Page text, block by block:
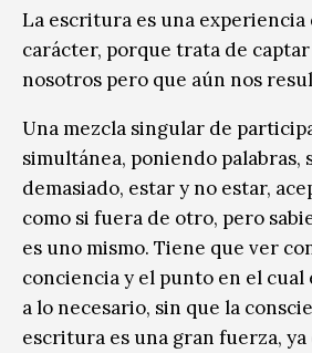
La escritura es una experiencia
carácter, porque trata de
nosotros pero que aún nos
Una mezcla singular de
simultánea, poniendo
demasiado, estar y no estar,
como si fuera de otro, pero
es uno mismo. Tiene que ver
conciencia y el punto en el cual
a lo necesario, sin que la
escritura es una gran fuerza, ya